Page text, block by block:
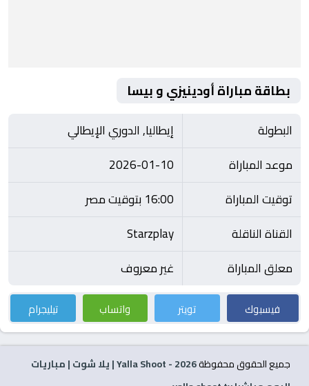
بطاقة مباراة أودينيزي و بيسا
البطولة
إيطاليا, الدوري الإيطالي
موعد المباراة
2026-01-10
توقيت المباراة
16:00 بتوقيت مصر
القناة الناقلة
Starzplay
معلق المباراة
غير معروف
فيسبوك تويتر واتساب تيليجرام
جميع الحقوق محفوظة2026
- Yalla Shoot | يلا شوت | مباريات